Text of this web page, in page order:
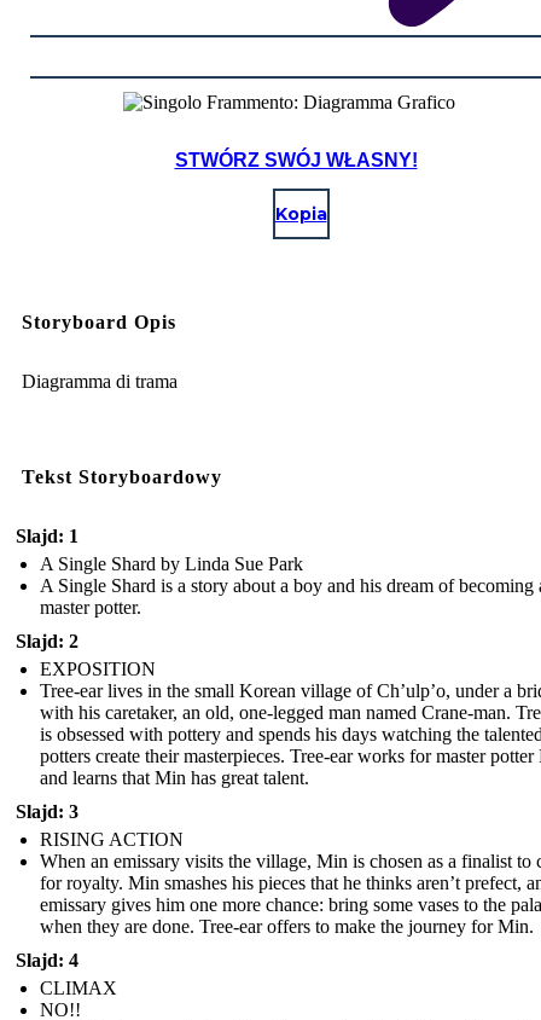
STWÓRZ SWÓJ WŁASNY!
Kopia
Storyboard Opis
Diagramma di trama
Tekst Storyboardowy
Slajd: 1
A Single Shard by Linda Sue Park
A Single Shard is a story about a boy and his dream of becoming
master potter.
Slajd: 2
EXPOSITION
Tree-ear lives in the small Korean village of Ch’ulp’o, under a
with his caretaker, an old, one-legged man named Crane-man.
is obsessed with pottery and spends his days watching the
potters create their masterpieces. Tree-ear works for master
and learns that Min has great talent.
Slajd: 3
RISING ACTION
When an emissary visits the village, Min is chosen as a finalist to
for royalty. Min smashes his pieces that he thinks aren’t prefect,
emissary gives him one more chance: bring some vases to the
when they are done. Tree-ear offers to make the journey for Min.
Slajd: 4
CLIMAX
NO!!